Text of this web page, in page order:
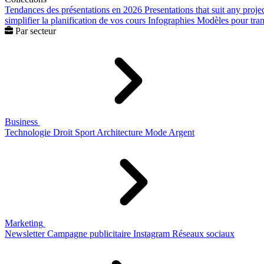
Tendances des présentations en 2026 Presentations that suit any
simplifier la planification de vos cours Infographies Modèles pour
Par secteur
Business
Technologie Droit Sport Architecture Mode Argent
Marketing
Newsletter Campagne publicitaire Instagram Réseaux sociaux